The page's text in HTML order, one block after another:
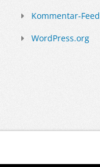
Kommentar-Feed
WordPress.org